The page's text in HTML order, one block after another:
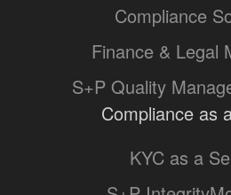
Compliance
Finance & Legal
S+P Quality
Compliance as
KYC as a